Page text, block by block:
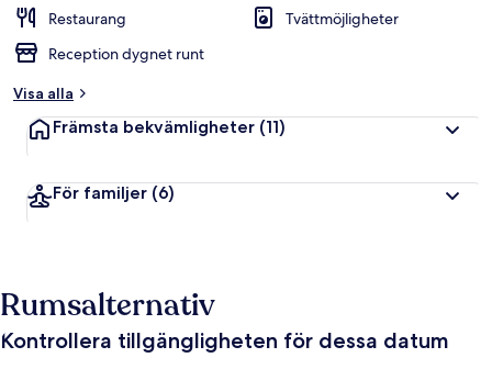
Restaurang
Tvättmöjligheter
Reception dygnet runt
Visa alla
Främsta bekvämligheter (11)
För familjer (6)
Rumsalternativ
Kontrollera tillgängligheten för dessa datum